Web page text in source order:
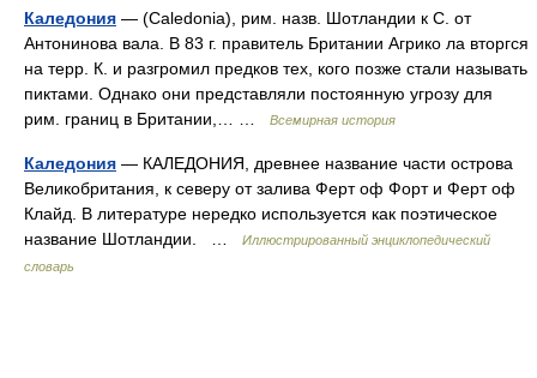
Каледония — (Caledonia), рим. назв. Шотландии к С. от
Антонинова вала. В 83 г. правитель Британии Агрико ла вторгся
на терр. К. и разгромил предков тех, кого позже стали называть
пиктами. Однако они представляли постоянную угрозу для
рим. границ в Британии,… …
Всемирная история
Каледония — КАЛЕДОНИЯ, древнее название части острова
Великобритания, к северу от залива Ферт оф Форт и Ферт оф
Клайд. В литературе нередко используется как поэтическое
название Шотландии. …
Иллюстрированный энциклопедический
словарь